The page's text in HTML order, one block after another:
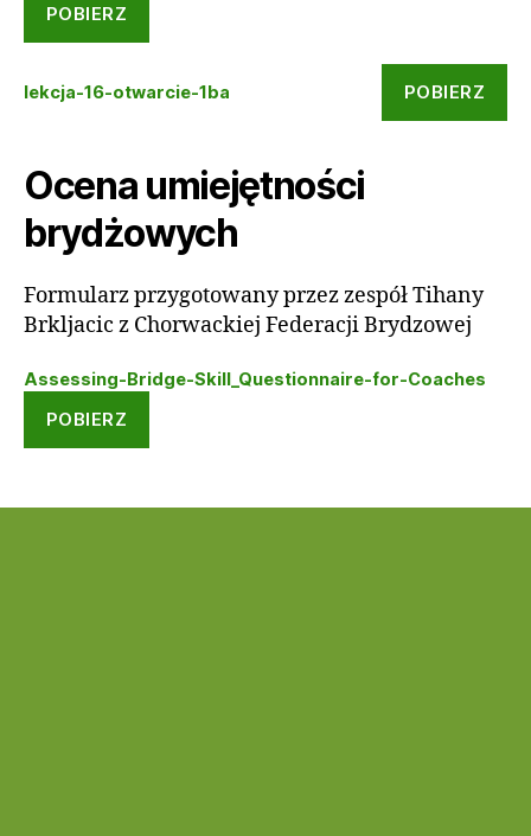
POBIERZ
lekcja-16-otwarcie-1ba POBIERZ
Ocena umiejętności
brydżowych
Formularz przygotowany przez zespół Tihany
Brkljacic z Chorwackiej Federacji Brydzowej
Assessing-Bridge-Skill_Questionnaire-for-Coaches
POBIERZ